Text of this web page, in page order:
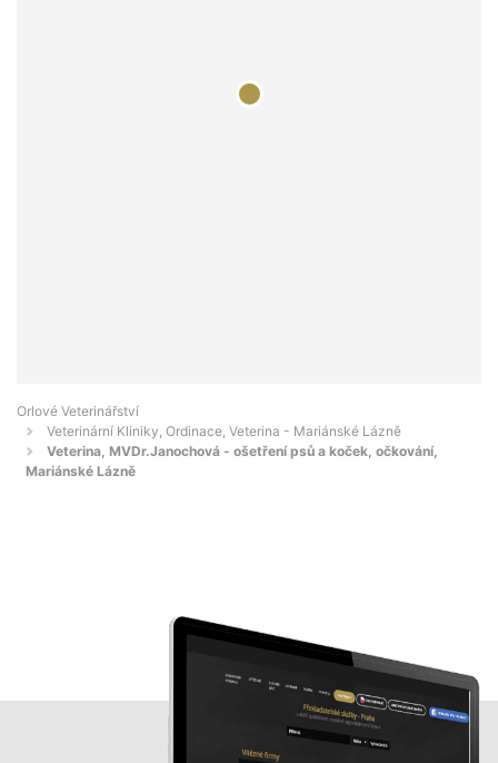
Orlové Veterinářství
Veterinární Kliniky, Ordinace, Veterina - Mariánské Lázně
Veterina, MVDr.Janochová - ošetření psů a koček, očkování,
Mariánské Lázně